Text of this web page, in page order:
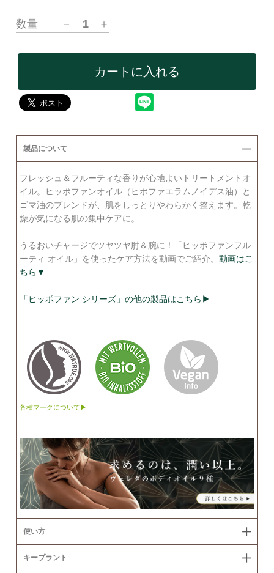
数量 － 1 ＋
カートに入れる
製品について
フレッシュ＆フルーティな⾹りが心地よいトリートメントオ
イル。ヒッポファンオイル（ヒポファエラムノイデス油）と
ゴマ油のブレンドが、肌をしっとりやわらかく整えます。乾
燥が気になる肌の集中ケアに。
うるおいチャージでツヤツヤ肘＆腕に！「ヒッポファンフル
ーティ オイル」を使ったケア方法を動画でご紹介。 動画はこ
ちら▼
「ヒッポファン シリーズ」の他の製品はこちら▶
各種マークについて▶
使い方
キープラント